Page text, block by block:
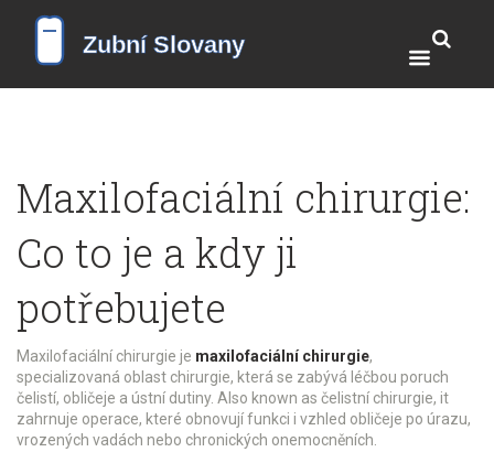
Maxilofaciální chirurgie:
Co to je a kdy ji
potřebujete
Maxilofaciální chirurgie je maxilofaciální chirurgie,
specializovaná oblast chirurgie, která se zabývá léčbou poruch
čelistí, obličeje a ústní dutiny. Also known as čelistní chirurgie, it
zahrnuje operace, které obnovují funkci i vzhled obličeje po úrazu,
vrozených vadách nebo chronických onemocněních